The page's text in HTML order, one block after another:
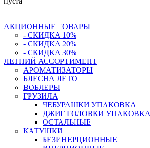
АКЦИОННЫЕ ТОВАРЫ
- СКИДКА 10%
- СКИДКА 20%
- СКИДКА 30%
ЛЕТНИЙ АССОРТИМЕНТ
АРОМАТИЗАТОРЫ
БЛЕСНА ЛЕТО
ВОБЛЕРЫ
ГРУЗИЛА
ЧЕБУРАШКИ УПАКОВКА
ДЖИГ ГОЛОВКИ УПАКОВКА
ОСТАЛЬНЫЕ
КАТУШКИ
БЕЗИНЕРЦИОННЫЕ